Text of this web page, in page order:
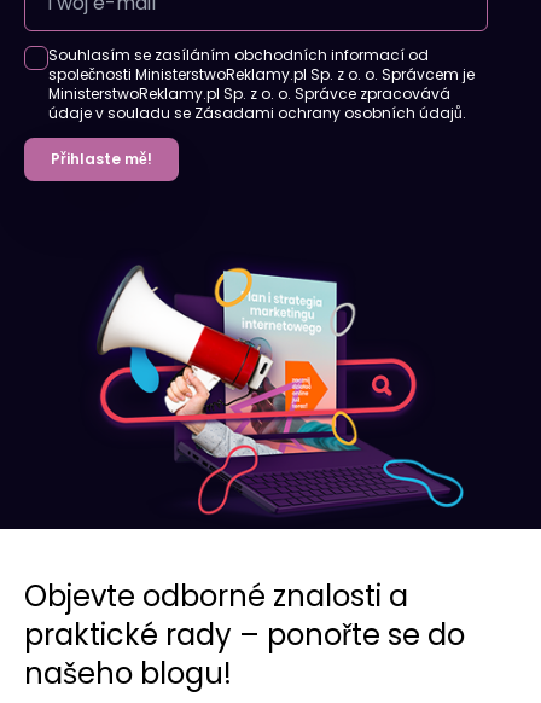
Souhlasím se zasíláním obchodních informací od
společnosti MinisterstwoReklamy.pl Sp. z o. o. Správcem je
MinisterstwoReklamy.pl Sp. z o. o. Správce zpracovává
údaje v souladu se Zásadami ochrany osobních údajů.
Přihlaste mě!
Objevte odborné znalosti a
praktické rady – ponořte se do
našeho blogu!